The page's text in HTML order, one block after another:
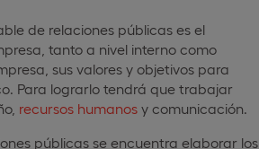
de relaciones públicas es el
tanto a nivel interno como
sus valores y objetivos para
Para lograrlo tendrá que trabajar
recursos humanos y comunicación.
públicas se encuentra elaborar los